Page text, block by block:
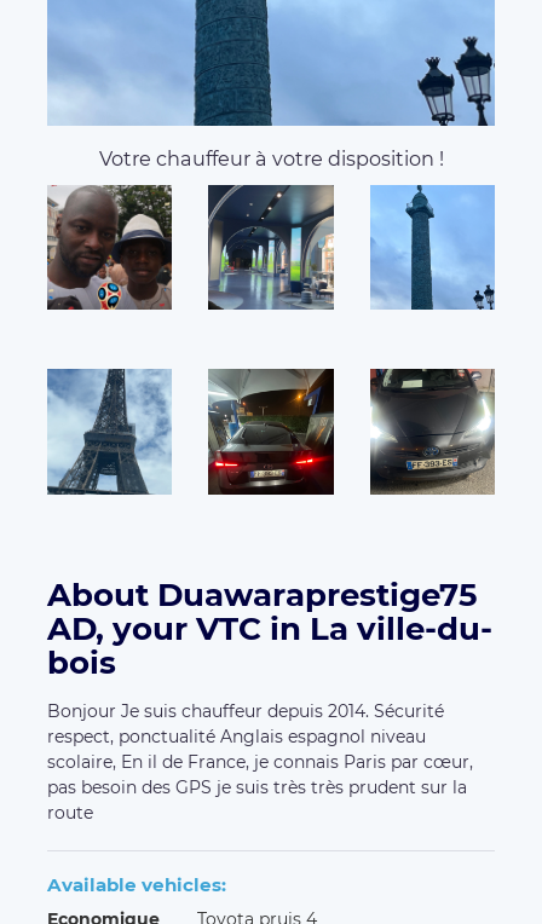
About Duawaraprestige75
AD, your VTC in La ville-du-
bois
Bonjour Je suis chauffeur depuis 2014. Sécurité
respect, ponctualité Anglais espagnol niveau
pas besoin des GPS je suis très très prudent sur la
route
Available vehicles:
Economique Toyota pruis 4
Car seat Véhicule hybride Wi-Fi
DelwinDiatezo, VTC PRESTIGE 91,
UBNMOBI
RACHID FILALI,
Lkars Confort,
Paneto comercial,
GDriver, Mydem Auto,
LA CALECHE TRANSPORTS,
LYMAY VTC,
HH TRANS, s7even drive,
Customers' opinion